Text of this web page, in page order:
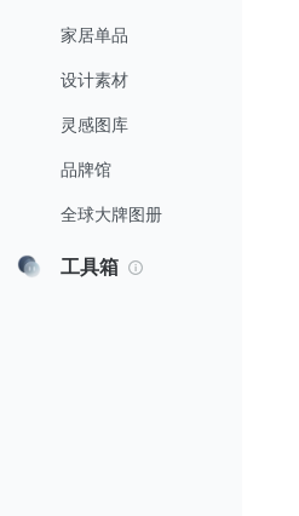
家居单品
设计素材
灵感图库
品牌馆
全球大牌图册
工具箱